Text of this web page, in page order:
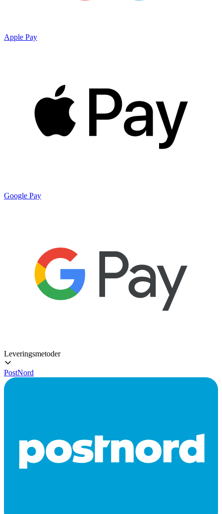
Apple Pay
Google Pay
Leveringsmetoder
PostNord